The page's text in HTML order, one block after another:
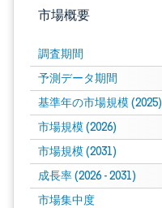
市場概要
調査期間
予測データ期間
基準年の市場規模 (2025)
市場規模 (2026)
市場規模 (2031)
成長率 (2026 - 2031)
市場集中度